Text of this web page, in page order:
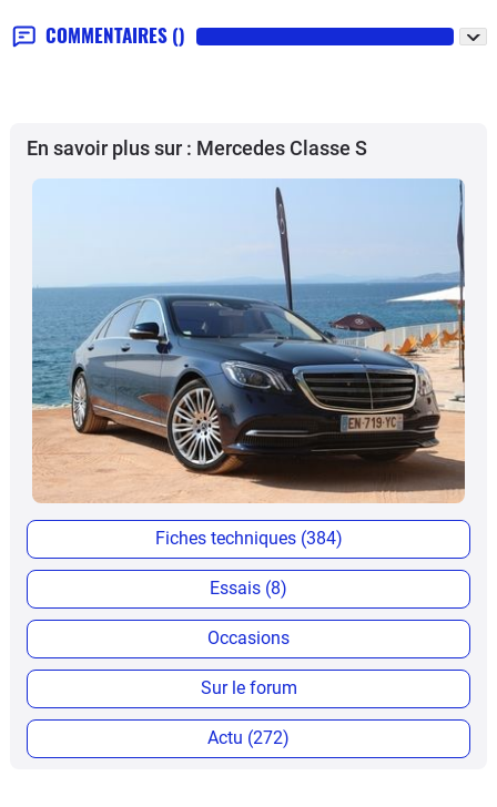
COMMENTAIRES ()
En savoir plus sur : Mercedes Classe S
Fiches techniques (384)
Essais (8)
Occasions
Sur le forum
Actu (272)